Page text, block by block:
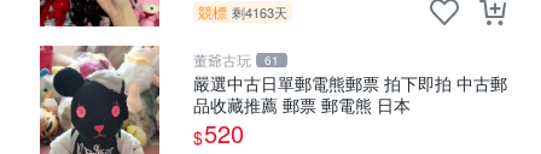
競標 剩4163天
董爺古玩 61
嚴選中古日單郵電熊郵票 拍下即拍 中古郵
品收藏推薦 郵票 郵電熊 日本
$520